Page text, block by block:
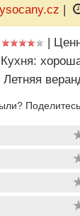
|
|
Кухня:
Летняя